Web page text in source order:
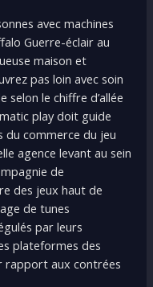
avec machines
Guerre-éclair au
maison et
pas loin avec soin
selon le chiffre d’allée
play doit guide
commerce du jeu
agence levant au sein
de
des jeux haut de
de tunes
par leurs
plateformes des
rapport aux contrées